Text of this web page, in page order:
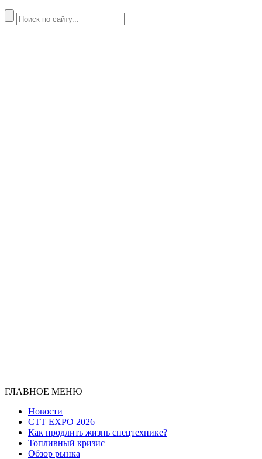
ГЛАВНОЕ МЕНЮ
Новости
CTT EXPO 2026
Как продлить жизнь спецтехнике?
Топливный кризис
Обзор рынка